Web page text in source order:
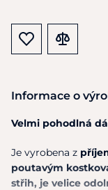
Informace o
Velmi pohodlná
Je vyrobena z
poutavým
střih, je velice